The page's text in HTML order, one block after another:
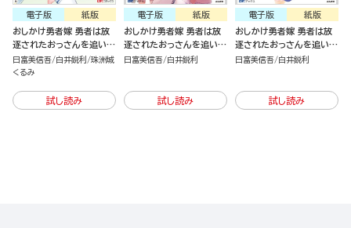
紙版
電子版
おしかけ勇者嫁 勇者は放
逐されたおっさんを追いか
け、スローライフを応援す
る（1）
日富美信吾 白井鋭利
珠洲城
くるみ
試し読み
紙版
電子版
おしかけ勇者嫁 勇者は放
逐されたおっさんを追いか
け、スローライフを応援す
日富美信吾 白井鋭利
試し読み
紙版
電子版
おしかけ勇者嫁 勇者は放
逐されたおっさんを追いか
け、スローライフを応援す
日富美信吾 白井鋭利
試し読み